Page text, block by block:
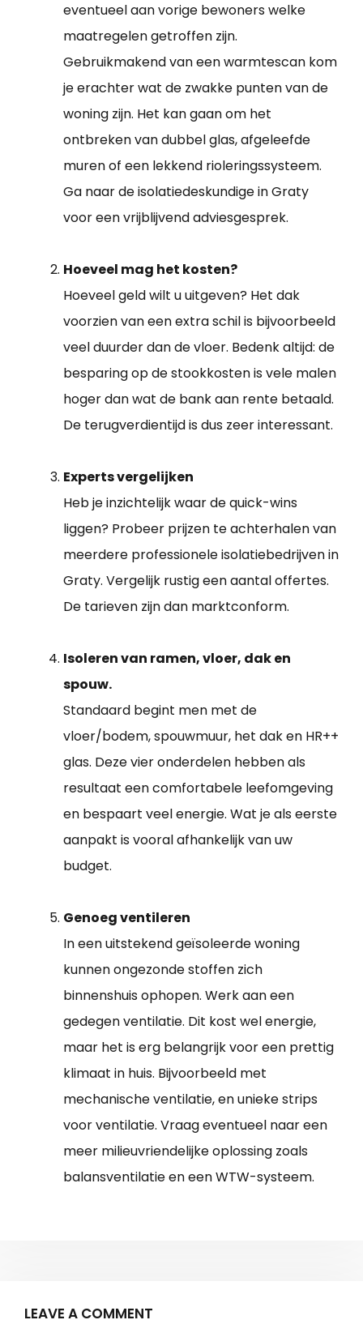
eventueel aan vorige bewoners welke
maatregelen getroffen zijn.
Gebruikmakend van een warmtescan kom
je erachter wat de zwakke punten van de
woning zijn. Het kan gaan om het
ontbreken van dubbel glas, afgeleefde
muren of een lekkend rioleringssysteem.
Ga naar de isolatiedeskundige in Graty
voor een vrijblijvend adviesgesprek.
Hoeveel mag het kosten?
Hoeveel geld wilt u uitgeven? Het dak
voorzien van een extra schil is bijvoorbeeld
veel duurder dan de vloer. Bedenk altijd: de
besparing op de stookkosten is vele malen
hoger dan wat de bank aan rente betaald.
De terugverdientijd is dus zeer interessant.
Experts vergelijken
Heb je inzichtelijk waar de quick-wins
liggen? Probeer prijzen te achterhalen van
meerdere professionele isolatiebedrijven in
Graty. Vergelijk rustig een aantal offertes.
De tarieven zijn dan marktconform.
Isoleren van ramen, vloer, dak en
spouw.
Standaard begint men met de
vloer/bodem, spouwmuur, het dak en HR++
glas. Deze vier onderdelen hebben als
resultaat een comfortabele leefomgeving
en bespaart veel energie. Wat je als eerste
aanpakt is vooral afhankelijk van uw
budget.
Genoeg ventileren
In een uitstekend geïsoleerde woning
kunnen ongezonde stoffen zich
binnenshuis ophopen. Werk aan een
gedegen ventilatie. Dit kost wel energie,
maar het is erg belangrijk voor een prettig
klimaat in huis. Bijvoorbeeld met
mechanische ventilatie, en unieke strips
voor ventilatie. Vraag eventueel naar een
meer milieuvriendelijke oplossing zoals
balansventilatie en een WTW-systeem.
LEAVE A COMMENT